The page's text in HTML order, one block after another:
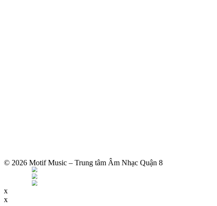
© 2026 Motif Music – Trung tâm Âm Nhạc Quận 8
x
x